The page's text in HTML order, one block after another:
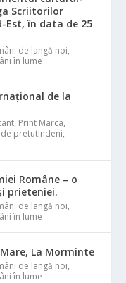
Scriitorilor
Est, în data de 25
de langă noi,
în lume
de la
, Print Marca,
pretutindeni,
Române – o
prieteniei.
de langă noi,
în lume
La Morminte
de langă noi,
în lume